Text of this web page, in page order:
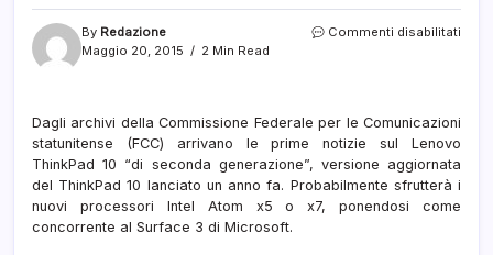
By Redazione
Maggio 20, 2015
2 Min Read
Commenti disabilitati
Dagli archivi della Commissione Federale per le Comunicazioni
statunitense (FCC) arrivano le prime notizie sul Lenovo
ThinkPad 10 “di seconda generazione”, versione aggiornata
del ThinkPad 10 lanciato un anno fa. Probabilmente sfrutterà i
nuovi processori Intel Atom x5 o x7, ponendosi come
concorrente al Surface 3 di Microsoft.